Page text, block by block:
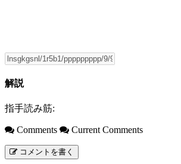
解説
指手読み筋:
Comments Current Comments
コメントを書く